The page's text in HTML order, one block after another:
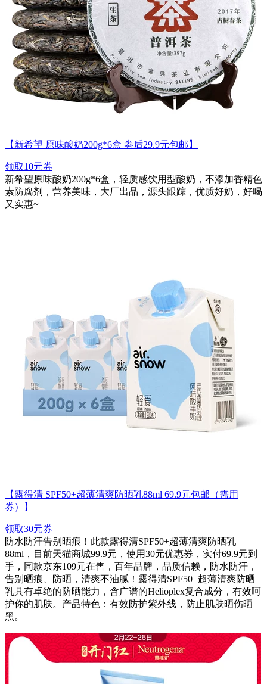
【新希望 原味酸奶200g*6盒 劵后29.9元包邮】
领取10元券
新希望原味酸奶200g*6盒，轻质感饮用型酸奶，不添加香精色
素防腐剂，营养美味，大厂出品，源头跟踪，优质好奶，好喝
又实惠~
【露得清 SPF50+超薄清爽防晒乳88ml 69.9元包邮（需用
券）】
领取30元券
防水防汗告别晒痕！此款露得清SPF50+超薄清爽防晒乳
88ml，目前天猫商城99.9元，使用30元优惠券，实付69.9元到
手，同款京东109元在售，百年品牌，品质信赖，防水防汗，
告别晒痕、防晒，清爽不油腻！露得清SPF50+超薄清爽防晒
乳具有卓绝的防晒能力，含广谱的Helioplex复合成分，有效呵
护你的肌肤。产品特色：有效防护紫外线，防止肌肤晒伤晒
黑。